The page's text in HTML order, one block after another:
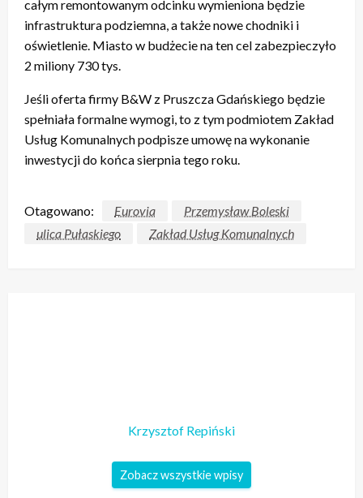
całym remontowanym odcinku wymieniona będzie
infrastruktura podziemna, a także nowe chodniki i
oświetlenie. Miasto w budżecie na ten cel zabezpieczyło
2 miliony 730 tys.
Jeśli oferta firmy B&W z Pruszcza Gdańskiego będzie
spełniała formalne wymogi, to z tym podmiotem Zakład
Usług Komunalnych podpisze umowę na wykonanie
inwestycji do końca sierpnia tego roku.
Otagowano: Eurovia
Przemysław Boleski
ulica Pułaskiego
Zakład Usług Komunalnych
Krzysztof Repiński
Zobacz wszystkie wpisy